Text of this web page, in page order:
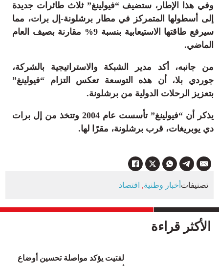
الأكثر قراءة
لفتيت يؤكد مواصلة تحسين أوضاع
وفي هذا الإطار، ستضيف “فيولينغ” ثلاث طائرات جديدة
إلى أسطولها المتمركز في مطار برشلونة-إل برات، مما
سيرفع طاقتها الاستيعابية بنسبة 9% مقارنة بصيف العام
الماضي.
من جانبه، أكد مدير الشبكة والاستراتيجية بالشركة،
جوردي بلا، أن هذه التوسعة تعكس التزام “فيولينغ”
بتعزيز الرحلات الدولية من برشلونة.
يذكر أن “فيولينغ” تأسست عام 2004 وتتخذ من إل برات
دي يوبريغات، قرب برشلونة، مقرًا لها.
أخبار وطنية, اقتصاد تصنيفات